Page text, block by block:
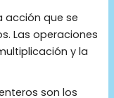
acción que se
Las operaciones
y la
son los